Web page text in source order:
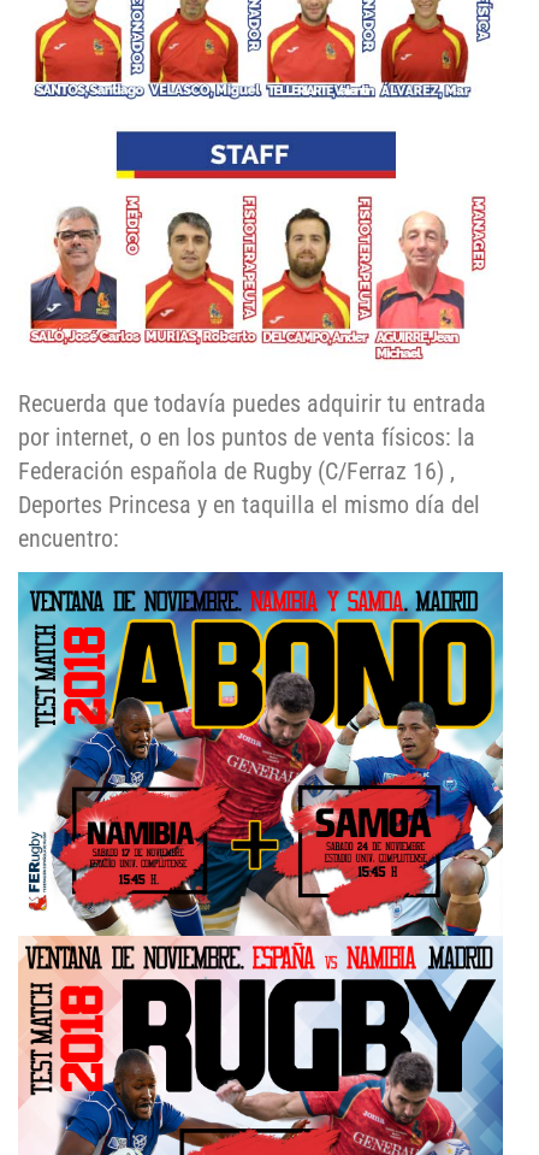
Recuerda que todavía puedes adquirir tu entrada
por internet, o en los puntos de venta físicos: la
Federación española de Rugby (C/Ferraz 16) ,
Deportes Princesa y en taquilla el mismo día del
encuentro: